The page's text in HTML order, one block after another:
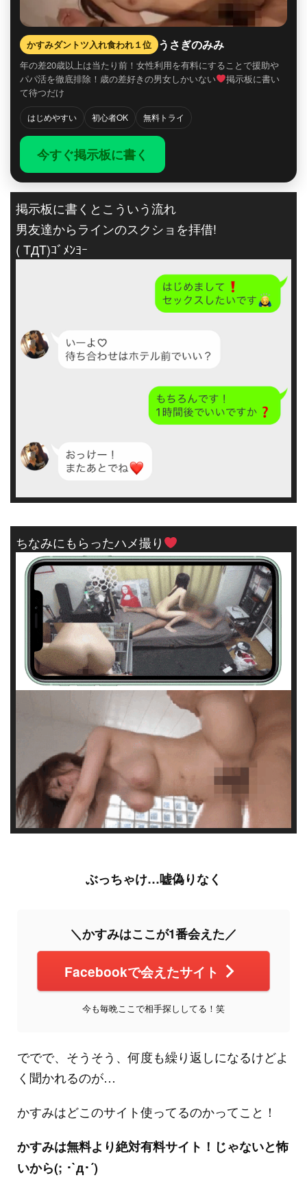
かすみダントツ入れ食われ１位 うさぎのみみ
年の差20歳以上は当たり前！女性利用を有料にすることで援助や
パパ活を徹底排除！歳の差好きの男女しかいない
掲示板に書い
て待つだけ
はじめやすい 初心者OK 無料トライ
今すぐ掲示板に書く
掲示板に書くとこういう流れ
男友達からラインのスクショを拝借!
( TДT)ｺﾞﾒﾝﾖｰ
ちなみにもらったハメ撮り
ぶっちゃけ…嘘偽りなく
＼かすみはここが1番会えた／
Facebookで会えたサイト
今も毎晩ここで相手探ししてる！笑
ででで、そうそう、何度も繰り返しになるけどよ
く聞かれるのが…
かすみはどこのサイト使ってるのかってこと！
かすみは無料より絶対有料サイト！じゃないと怖
いから(; ･`д･´)